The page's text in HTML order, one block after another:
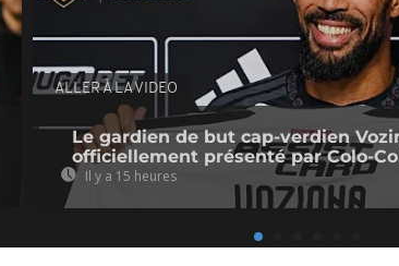
ALLER À LA VIDEO
Le gardien de but cap-verdien
officiellement présenté par Colo-
Il y a 15 heures